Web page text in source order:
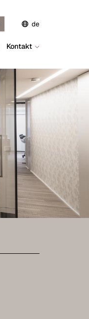
de
en
fr
Kontakt